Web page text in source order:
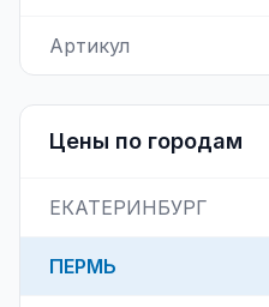
Артикул
Цены по городам
ЕКАТЕРИНБУРГ
ПЕРМЬ